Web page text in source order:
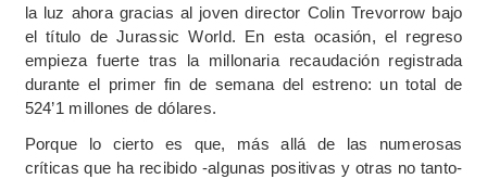
la luz ahora gracias al joven director Colin Trevorrow bajo
el título de Jurassic World. En esta ocasión, el regreso
empieza fuerte tras la millonaria recaudación registrada
durante el primer fin de semana del estreno: un total de
524’1 millones de dólares.
Porque lo cierto es que, más allá de las numerosas
críticas que ha recibido -algunas positivas y otras no tanto-